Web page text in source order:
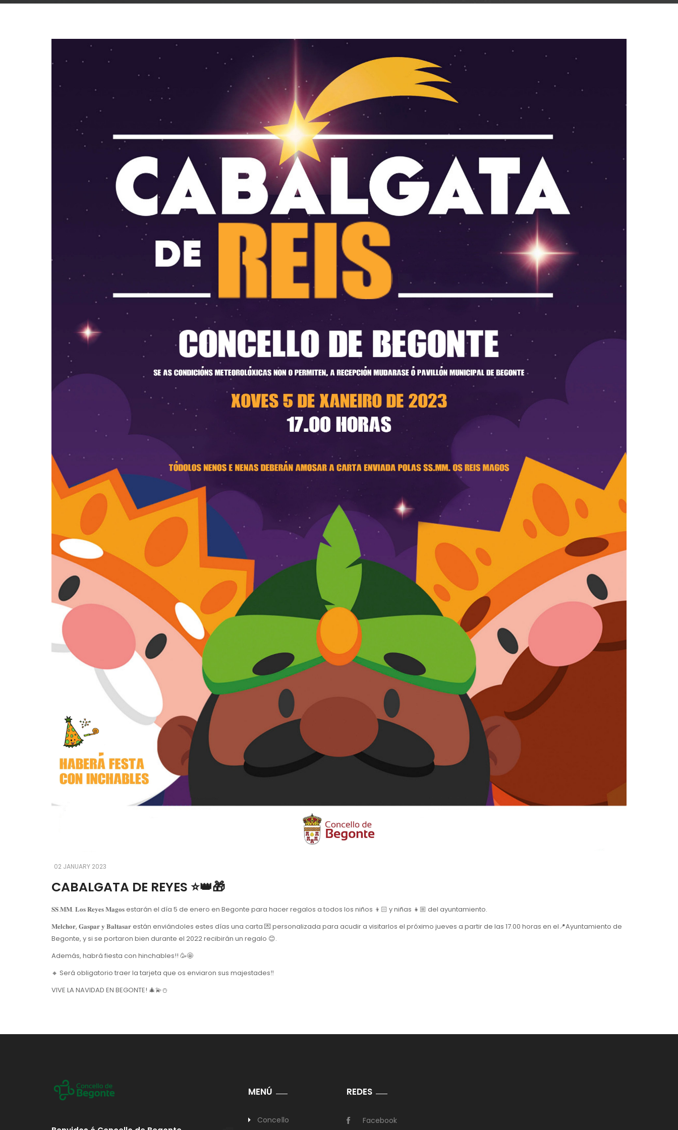
02 JANUARY 2023
CABALGATA DE REYES ⭐️👑🎁
𝐒𝐒.𝐌𝐌. 𝐋𝐨𝐬 𝐑𝐞𝐲𝐞𝐬 𝐌𝐚𝐠𝐨𝐬 estarán el día 5 de enero en Begonte para hacer regalos a todos los niños 👦🏻 y niñas 👧🏼 del ayuntamiento.
𝐌𝐞𝐥𝐜𝐡𝐨𝐫, 𝐆𝐚𝐬𝐩𝐚𝐫 𝐲 𝐁𝐚𝐥𝐭𝐚𝐬𝐚𝐫 están enviándoles estes días una carta 💌 personalizada para acudir a visitarlos el próximo jueves a partir de las 17.00 horas en el📍Ayuntamiento de
Begonte, y si se portaron bien durante el 2022 recibirán un regalo 😊.
Además, habrá fiesta con hinchables!! 🥳🤩
🔸 Será obligatorio traer la tarjeta que os enviaron sus majestades‼️
VIVE LA NAVIDAD EN BEGONTE! 🎄💫⛄️
MENÚ
Concello
REDES
Facebook